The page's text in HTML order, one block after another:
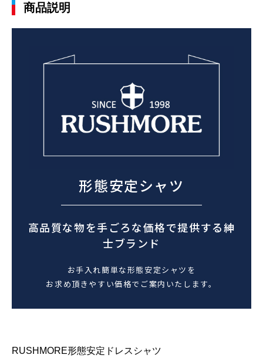
商品説明
形態安定シャツ
高品質な物を手ごろな価格で提供する紳
士ブランド
お手入れ簡単な形態安定シャツを
お求め頂きやすい価格でご案内いたします。
RUSHMORE形態安定ドレスシャツ